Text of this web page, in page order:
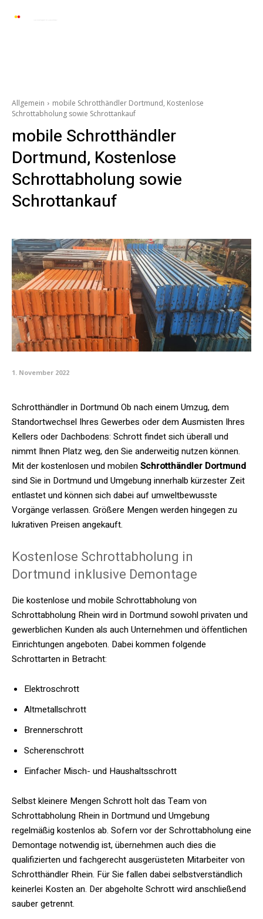
Allgemein
mobile Schrotthändler Dortmund, Kostenlose
Schrottabholung sowie Schrottankauf
mobile Schrotthändler
Dortmund, Kostenlose
Schrottabholung sowie
Schrottankauf
1. November 2022
Schrotthändler in Dortmund Ob nach einem Umzug, dem
Standortwechsel Ihres Gewerbes oder dem Ausmisten Ihres
Kellers oder Dachbodens: Schrott findet sich überall und
nimmt Ihnen Platz weg, den Sie anderweitig nutzen können.
Mit der kostenlosen und mobilenSchrotthändler Dortmund
sind Sie in Dortmund und Umgebung innerhalb kürzester Zeit
entlastet und können sich dabei auf umweltbewusste
Vorgänge verlassen. Größere Mengen werden hingegen zu
lukrativen Preisen angekauft.
Kostenlose Schrottabholung in
Dortmund inklusive Demontage
Die kostenlose und mobile Schrottabholung von
Schrottabholung Rhein wird in Dortmund sowohl privaten und
gewerblichen Kunden als auch Unternehmen und öffentlichen
Einrichtungen angeboten. Dabei kommen folgende
Schrottarten in Betracht:
Elektroschrott
Altmetallschrott
Brennerschrott
Scherenschrott
Einfacher Misch- und Haushaltsschrott
Selbst kleinere Mengen Schrott holt das Team von
Schrottabholung Rhein in Dortmund und Umgebung
regelmäßig kostenlos ab. Sofern vor der Schrottabholung eine
Demontage notwendig ist, übernehmen auch dies die
qualifizierten und fachgerecht ausgerüsteten Mitarbeiter von
Schrotthändler Rhein. Für Sie fallen dabei selbstverständlich
keinerlei Kosten an. Der abgeholte Schrott wird anschließend
sauber getrennt.